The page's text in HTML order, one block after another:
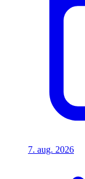
7. aug. 2026